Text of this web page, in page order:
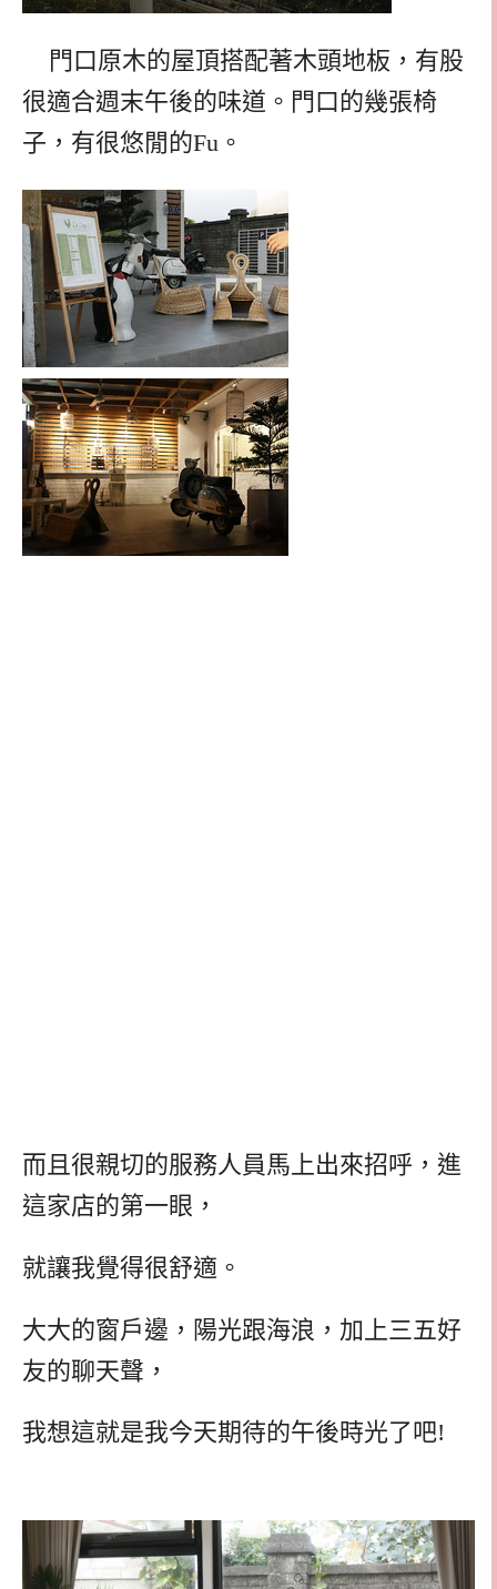
門口原木的屋頂搭配著木頭地板，有股
很適合週末午後的味道。門口的幾張椅
子，有很悠閒的Fu 。
而且很親切的服務人員馬上出來招呼，進
這家店的第一眼，
就讓我覺得很舒適。
大大的窗戶邊，陽光跟海浪，加上三五好
友的聊天聲，
我想這就是我今天期待的午後時光了吧!